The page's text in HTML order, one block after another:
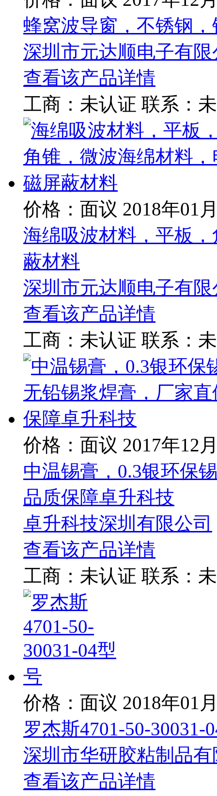
蜂窝波导窗，不锈钢
深圳市元达顺电子有限
查看该产品详情
工商： 未认证 联系：
价格：面议 2018年01
海绵吸波材料，平板
蔽材料
深圳市元达顺电子有限
查看该产品详情
工商： 未认证 联系：
价格：面议 2017年12
中温锡膏，0.3银环保
品质保障卓升科技
卓升科技深圳有限公司
查看该产品详情
工商： 未认证 联系：
价格：面议 2018年01
罗杰斯4701-50-30031-
深圳市华研胶粘制品
查看该产品详情